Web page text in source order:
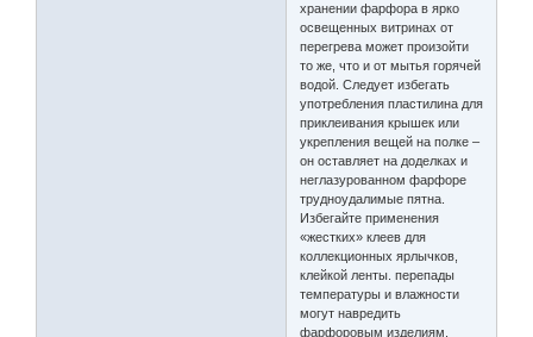
хранении фарфора в ярко
освещенных витринах от
перегрева может произойти
то же, что и от мытья горячей
водой. Следует избегать
употребления пластилина для
приклеивания крышек или
укрепления вещей на полке –
он оставляет на доделках и
неглазурованном фарфоре
трудноудалимые пятна.
Избегайте применения
«жестких» клеев для
коллекционных ярлычков,
клейкой ленты. перепады
температуры и влажности
могут навредить
фарфоровым изделиям,